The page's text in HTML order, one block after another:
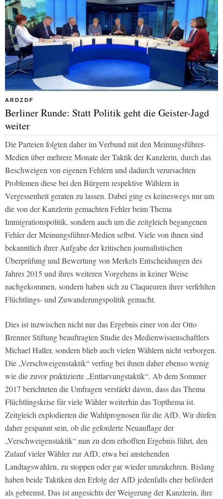
ARDZDF
Berliner Runde: Statt Politik geht die Geister-Jagd
weiter
Die Parteien folgten daher im Verbund mit den Meinungsführer-
Medien über mehrere Monate der Taktik der Kanzlerin, durch das
Beschweigen von eigenen Fehlern und dadurch verursachten
Problemen diese bei den Bürgern respektive Wählern in
Vergessenheit geraten zu lassen. Dabei ging es keineswegs nur um
die von der Kanzlerin gemachten Fehler beim Thema
Immigrationspolitik, sondern auch um die zeitgleich begangenen
Fehler der Meinungsführer-Medien selbst. Viele von ihnen sind
bekanntlich ihrer Aufgabe der kritischen journalistischen
Überprüfung und Bewertung von Merkels Entscheidungen des
Jahres 2015 und ihres weiteren Vorgehens in keiner Weise
nachgekommen, sondern haben sich zu Claqueuren ihrer verfehlten
Flüchtlings- und Zuwanderungspolitik gemacht.
Dies ist inzwischen nicht nur das Ergebnis einer von der Otto
Brenner Stiftung beauftragten Studie des Medienwissenschaftlers
Michael Haller, sondern blieb auch vielen Wählern nicht verborgen.
Die „Verschweigenstaktik“ verfing bei ihnen daher ebenso wenig
wie die zuvor praktizierte „Entlarvungstaktik“. Ab dem Sommer
2017 berichteten die Umfragen verstärkt davon, dass das Thema
Flüchtlingskrise für viele Wähler weiterhin das Topthema ist.
Zeitgleich explodierten die Wahlprognosen für die AfD. Wir dürfen
daher gespannt sein, ob die geforderte Neuauflage der
„Verschweigenstaktik“ nun zu dem erhofften Ergebnis führt, den
Zulauf vieler Wähler zur AfD, etwa bei anstehenden
Landtagswahlen, zu stoppen oder gar wieder umzukehren. Bislang
haben beide Taktiken den Erfolg der AfD jedenfalls eher befördert
als gebremst. Das ist angesichts der Weigerung der Kanzlerin, ihre